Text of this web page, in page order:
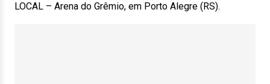
LOCAL – Arena do Grêmio, em Porto Alegre (RS).